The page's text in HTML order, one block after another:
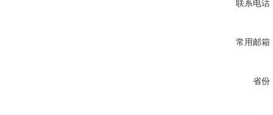
联系电话
常用邮箱
省份